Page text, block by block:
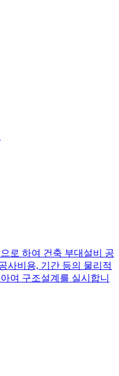
로 하여 건축 부대설비 공
사비용, 기간 등의 물리적
여 구조설계를 실시합니
기능과 원가를 최적의
, 안전성과 같은 필요한 기
재를 포함한 건설업의 모
로 한 개선활동을 말합
칠레, 중국 등 세계 곳곳에
터 인적, 물적 피해를 최
즉시거주(IO), 인명안전
진성능을 평가하고 필요
에서 고시하는 시설물의
령 제 13조 규정된 “안전
의거, 실시방법/절차기준
정하여 이를 통해 적정
로 만든 고연성 섬유 벨트
제를 이용하여 부착하여
.＂포대 보강＂이라는 별
접착재는 냄새가 없고,